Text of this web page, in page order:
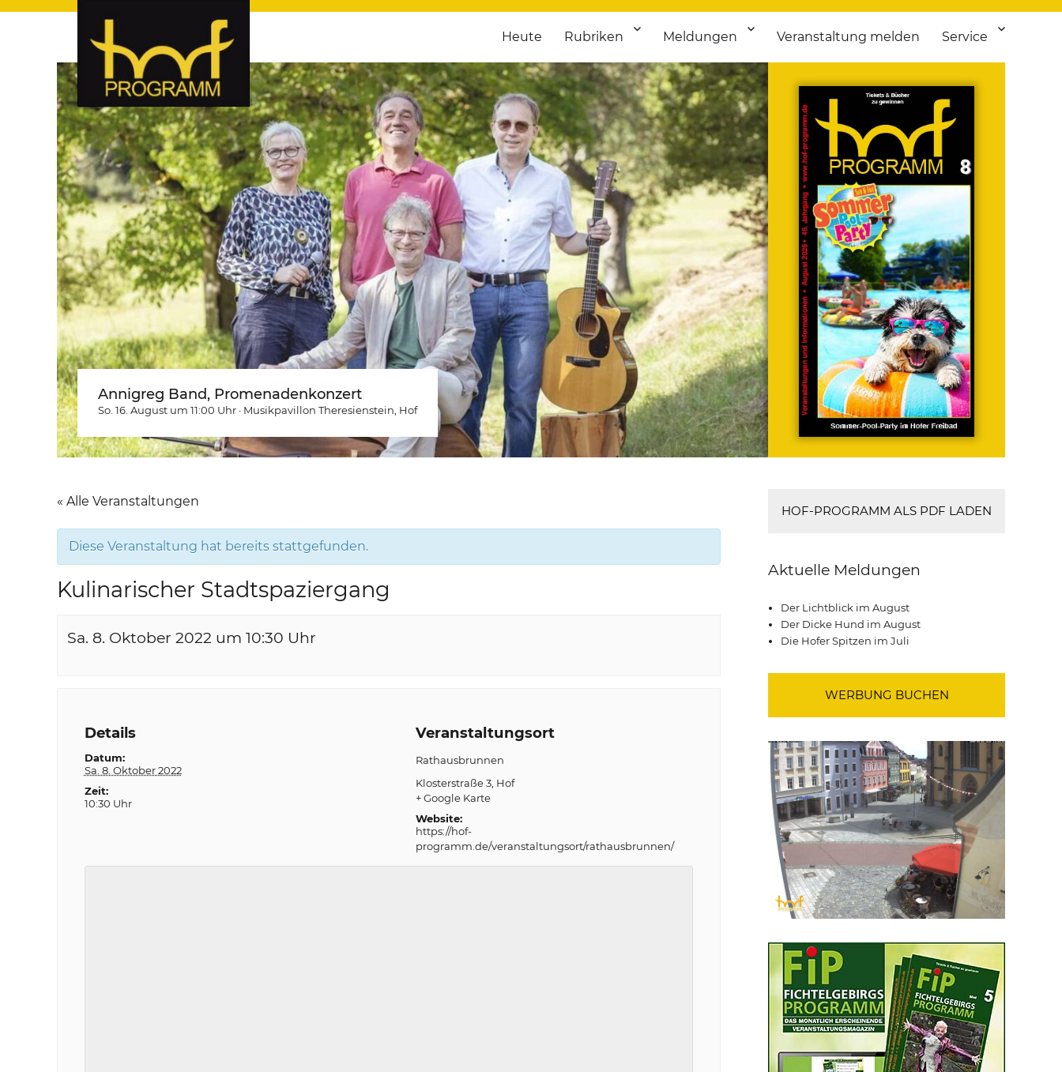
hof-programm – das Veranstaltungsportal für Hochfranken
hof-programm – das Veranstaltungsportal für Hof und Hochfranken. Täglich aktuelle Termine von Kultur bis Sport, von Theater bis Flohmarkt.
Heute Rubriken Meldungen Veranstaltung melden Service
Annigreg Band, Promenadenkonzert
So. 16. August um 11:00 Uhr · Musikpavillon Theresienstein , Hof
« Alle Veranstaltungen
Diese Veranstaltung hat bereits stattgefunden.
Kulinarischer Stadtspaziergang
Sa. 8. Oktober 2022 um 10:30 Uhr
Details
Datum:
Sa. 8. Oktober 2022
Zeit:
10:30 Uhr
Veranstaltungsort
Rathausbrunnen
Klosterstraße 3 Hof
+ Google Karte
Website:
https://hof-
programm.de/veranstaltungsort/rathausbrunnen/
HOF-PROGRAMM ALS PDF LADEN
Aktuelle Meldungen
Der Lichtblick im August
Der Dicke Hund im August
Die Hofer Spitzen im Juli
WERBUNG BUCHEN